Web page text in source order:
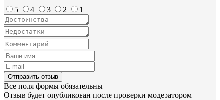
5 4 3 2 1
Отправить отзыв
Все поля формы обязательны
Отзыв будет опубликован после проверки модератором